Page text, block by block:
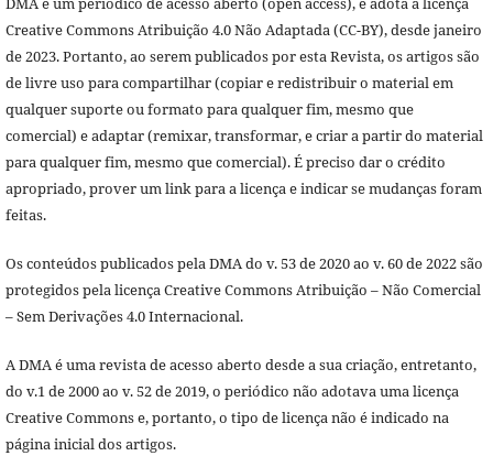
Creative Commons Atribuição 4.0 Não Adaptada (CC-BY), desde janeiro
de 2023. Portanto, ao serem publicados por esta Revista, os artigos são
de livre uso para compartilhar (copiar e redistribuir o material em
qualquer suporte ou formato para qualquer fim, mesmo que
comercial) e adaptar (remixar, transformar, e criar a partir do material
para qualquer fim, mesmo que comercial). É preciso dar o crédito
apropriado, prover um link para a licença e indicar se mudanças foram
feitas.
Os conteúdos publicados pela DMA do v. 53 de 2020 ao v. 60 de 2022 são
protegidos pela licença Creative Commons Atribuição – Não Comercial
– Sem Derivações 4.0 Internacional.
A DMA é uma revista de acesso aberto desde a sua criação, entretanto,
do v.1 de 2000 ao v. 52 de 2019, o periódico não adotava uma licença
Creative Commons e, portanto, o tipo de licença não é indicado na
página inicial dos artigos.